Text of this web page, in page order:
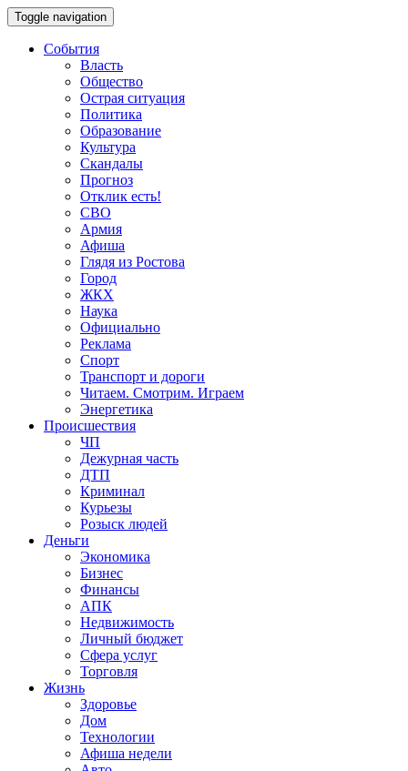
Toggle navigation
События
Власть
Общество
Острая ситуация
Политика
Образование
Культура
Скандалы
Прогноз
Отклик есть!
СВО
Армия
Афиша
Глядя из Ростова
Город
ЖКХ
Наука
Официально
Реклама
Спорт
Транспорт и дороги
Читаем. Смотрим. Играем
Энергетика
Происшествия
ЧП
Дежурная часть
ДТП
Криминал
Курьезы
Розыск людей
Деньги
Экономика
Бизнес
Финансы
АПК
Недвижимость
Личный бюджет
Сфера услуг
Торговля
Жизнь
Здоровье
Дом
Технологии
Афиша недели